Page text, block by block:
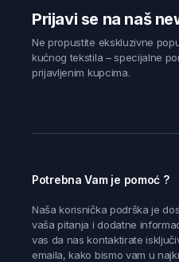
Prijavi se na naš
Ne propustite ekskluzivne
kućnog tekstila – specijalne
prijavljenim kupcima.
Potrebna Vam je pomoć ?
Naša korisnička podrška je
vaša pitanja i dodatne
vas da nas kontaktirate
emaila, kako bismo vam u